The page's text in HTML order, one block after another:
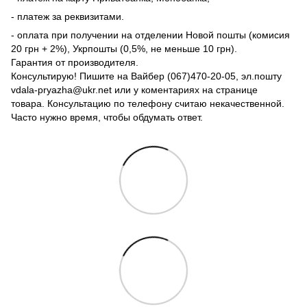
- платеж за реквизитами.
- оплата при получении на отделении Новой пошты (комисия
20 грн + 2%), Укрпошты (0,5%, не меньше 10 грн).
Гарантия от производителя.
Консультирую! Пишите на Вайбер (067)470-20-05, эл.пошту
vdala-pryazha@ukr.net или у коментариях на странице
товара. Консультацию по телефону считаю некачественной.
Часто нужно время, чтобы обдумать ответ.